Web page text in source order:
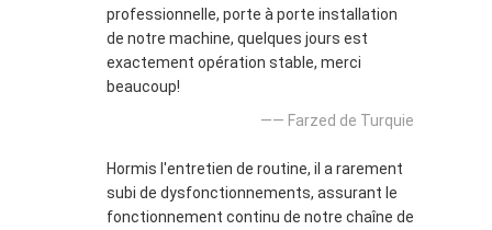
professionnelle, porte à porte installation
de notre machine, quelques jours est
exactement opération stable, merci
beaucoup!
—— Farzed de Turquie
Hormis l'entretien de routine, il a rarement
subi de dysfonctionnements, assurant le
fonctionnement continu de notre chaîne de